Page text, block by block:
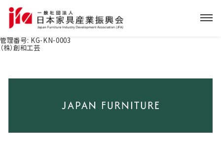
管理番号: KG-KN-0003
（株）創和工芸